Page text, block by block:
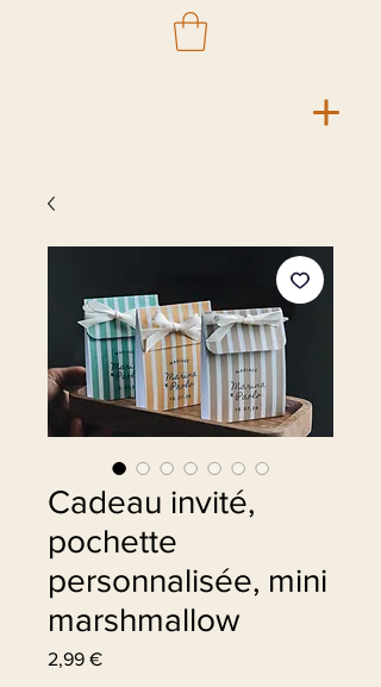
Cadeau invité,
pochette
personnalisée, mini
marshmallow
2,99 €Prix